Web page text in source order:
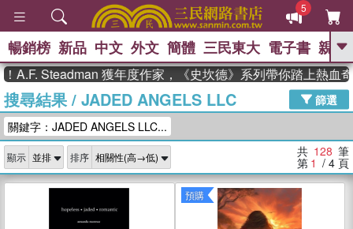
5
GO
熱搜： 東野圭吾 高希均教授回憶錄
、 The Odyssey 、 父親節 、 如果歷
史是一群喵
獎 臺灣漫遊錄 、 方念華 、 台灣的李
登輝時代
數學女孩：黎曼猜想 、
偉大的迷走神經
暢銷榜 新品 中文 外文 簡體 三民東大 電子書 親子
獲年度作家，《史坎德》系列帶你踏上熱血奇幻旅程
搜尋結果/ JADED ANGELS LLC
篩選
關鍵字：JADED ANGELS LLC...
顯示 排序 共 128 筆
第 1 / 4 頁
預購